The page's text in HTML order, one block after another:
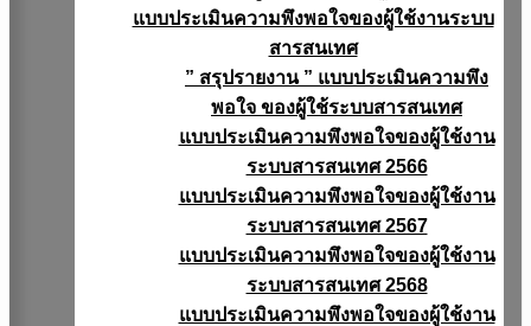
แบบประเมินความพึงพอใจของผู้ใช้งานระบบ
สารสนเทศ
” สรุปรายงาน ” แบบประเมินความพึง
พอใจ ของผู้ใช้ระบบสารสนเทศ
แบบประเมินความพึงพอใจของผู้ใช้งาน
ระบบสารสนเทศ 2566
แบบประเมินความพึงพอใจของผู้ใช้งาน
ระบบสารสนเทศ 2567
แบบประเมินความพึงพอใจของผู้ใช้งาน
ระบบสารสนเทศ 2568
แบบประเมินความพึงพอใจของผู้ใช้งาน